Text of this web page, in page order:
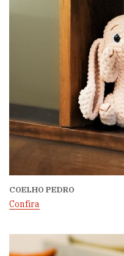
COELHO PEDRO
Confira